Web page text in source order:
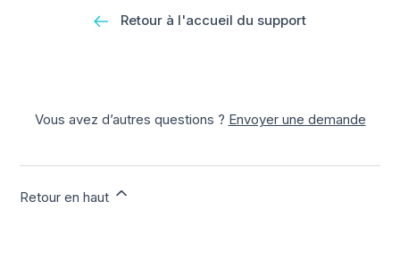
Retour à l'accueil du support
Vous avez d’autres questions ? Envoyer une demande
Retour en haut